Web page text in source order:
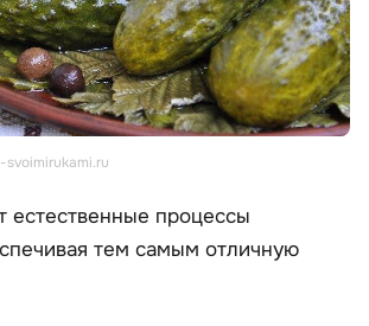
svoimirukami.ru
естественные процессы
тем самым отличную